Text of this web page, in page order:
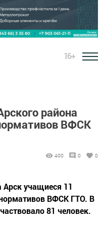
16+
района
ВФСК
400 0 0
Арск учащиеся 11
ВФСК ГТО. В
81 человек.